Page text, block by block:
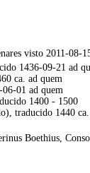
visto 2011-08-
1436-09-21 ad
ca. ad quem
01 ad quem
1400 - 1500
traducido 1440
Boethius,